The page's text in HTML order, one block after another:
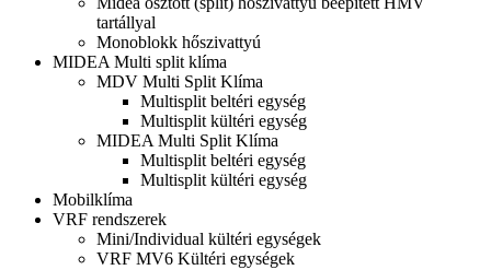
tartállyal
Monoblokk hőszivattyú
MIDEA Multi split klíma
MDV Multi Split Klíma
Multisplit beltéri egység
Multisplit kültéri egység
MIDEA Multi Split Klíma
Multisplit beltéri egység
Multisplit kültéri egység
Mobilklíma
VRF rendszerek
Mini/Individual kültéri egységek
VRF MV6 Kültéri egységek